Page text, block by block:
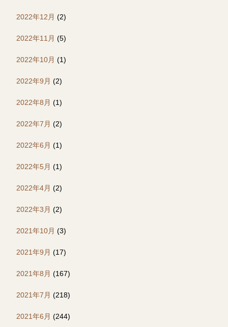
2022年12月 (2)
2022年11月 (5)
2022年10月 (1)
2022年9月 (2)
2022年8月 (1)
2022年7月 (2)
2022年6月 (1)
2022年5月 (1)
2022年4月 (2)
2022年3月 (2)
2021年10月 (3)
2021年9月 (17)
2021年8月 (167)
2021年7月 (218)
2021年6月 (244)